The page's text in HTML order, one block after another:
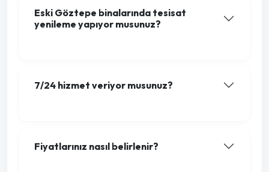
Eski Göztepe binalarında tesisat
yenileme yapıyor musunuz?
7/24 hizmet veriyor musunuz?
Fiyatlarınız nasıl belirlenir?